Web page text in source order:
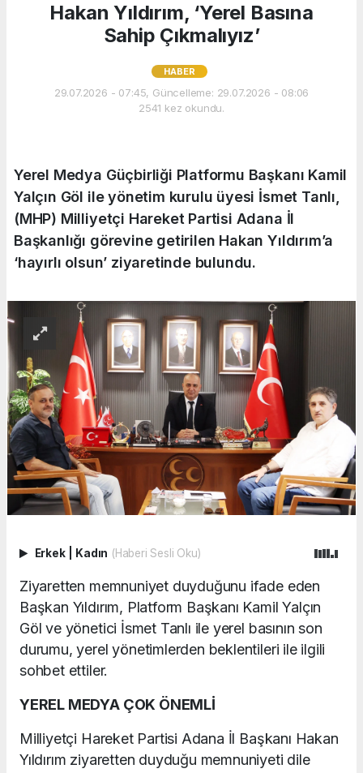
Hakan Yıldırım, ‘Yerel Basına
Sahip Çıkmalıyız’
HABER
29.07.2026 - 07:45, Güncelleme: 29.07.2026 - 08:06
2541 kez okundu.
Yerel Medya Güçbirliği Platformu Başkanı Kamil
Yalçın Göl ile yönetim kurulu üyesi İsmet Tanlı,
(MHP) Milliyetçi Hareket Partisi Adana İl
Başkanlığı görevine getirilen Hakan Yıldırım’a
‘hayırlı olsun’ ziyaretinde bulundu.
Erkek Kadın (Haberi Sesli Oku)
Ziyaretten memnuniyet duyduğunu ifade eden
Başkan Yıldırım, Platform Başkanı Kamil Yalçın
Göl ve yönetici İsmet Tanlı ile yerel basının son
durumu, yerel yönetimlerden beklentileri ile ilgili
sohbet ettiler.
YEREL MEDYA ÇOK ÖNEMLİ
Milliyetçi Hareket Partisi Adana İl Başkanı Hakan
Yıldırım ziyaretten duyduğu memnuniyeti dile